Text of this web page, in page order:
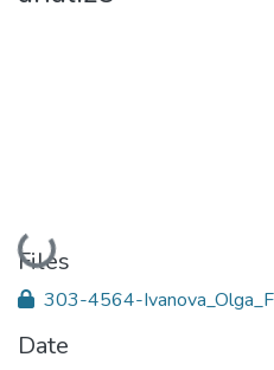
Loading...
Files
303-4564-
Date